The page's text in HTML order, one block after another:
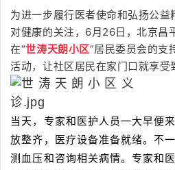
为进一步履行医者使命和弘扬公
对健康的关注，6月26日，北京昌
在“世涛天朗小区”居民委员会的支
活动，让社区居民在家门口就享受
当天，专家和医护人员一大早便
放整齐，医疗设备准备就绪。不
测血压和咨询相关病情。专家和